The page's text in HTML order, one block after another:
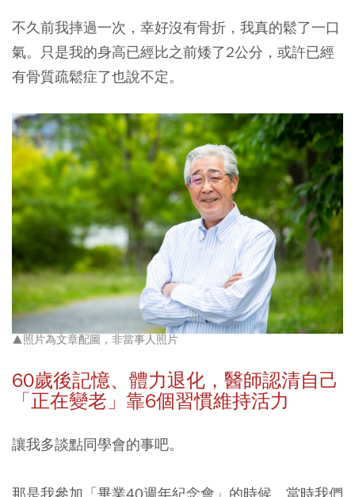
不久前我摔過一次，幸好沒有骨折，我真的鬆了一口
氣。只是我的身高已經比之前矮了2公分，或許已經
有骨質疏鬆症了也說不定。
▲照片為文章配圖，非當事人照片
60歲後記憶、體力退化，醫師認清自己
「正在變老」靠6個習慣維持活力
讓我多談點同學會的事吧。